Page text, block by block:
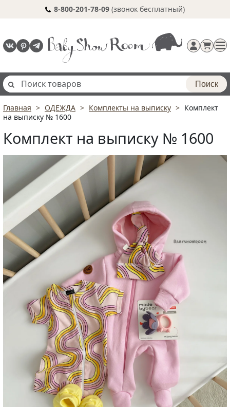
8-800-201-78-09 (звонок бесплатный)
Поиск
Главная ОДЕЖДА Комплекты на выписку
Комплект
на выписку № 1600
Комплект на выписку № 1600